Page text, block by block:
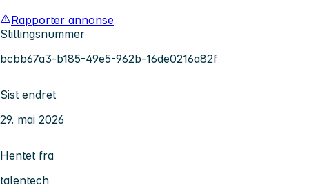
Rapporter annonse
Stillingsnummer
bcbb67a3-b185-49e5-962b-16de0216a82f
Sist endret
29. mai 2026
Hentet fra
talentech